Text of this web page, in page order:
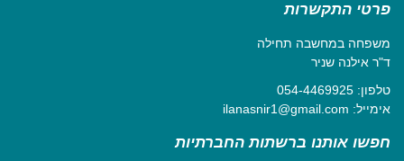
פרטי התקשרות
משפחה במחשבה תחילה
ד"ר אילנה שניר
טלפון:054-4469925
אימייל:ilanasnir1@gmail.com
חפשו אותנו ברשתות החברתיות